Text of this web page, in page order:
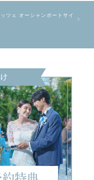
ツェ オーシャンポートサイ